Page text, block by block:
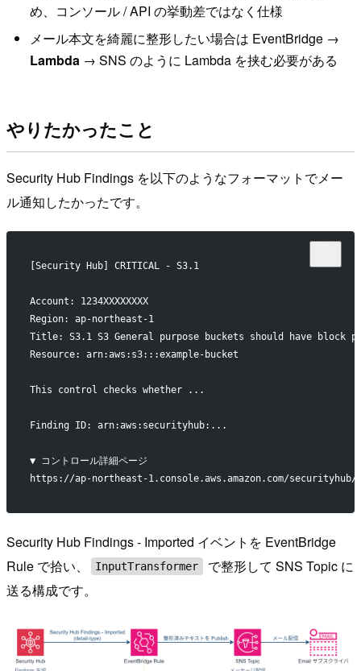
め、コンソール / API の挙動差ではなく仕様
メール本文を綺麗に整形したい場合は EventBridge →
Lambda→ SNS のように Lambda を挟む必要がある
やりたかったこと
Security Hub Findings を以下のようなフォーマットでメー
ル通知したかったです。
[Security Hub] CRITICAL - S3.1
Account: 1234XXXXXXXX
Region: ap-northeast-1
Title: S3.1 S3 General purpose buckets should have block
Resource: arn:aws:s3:::example-bucket
This control checks whether ...
Finding ID: arn:aws:securityhub:...
▼ コントロール詳細ページ
https://ap-northeast-1.console.aws.amazon.com/
Security Hub Findings - Imported イベントを EventBridge
Rule で拾い、
InputTransformer
で整形して SNS Topic に
送る構成です。